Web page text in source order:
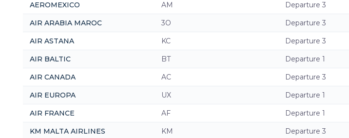
AEROMEXICO AM Departure 3
AIR ARABIA MAROC 3O Departure 3
AIR ASTANA KC Departure 3
AIR BALTIC BT Departure 1
AIR CANADA AC Departure 3
AIR EUROPA UX Departure 1
AIR FRANCE AF Departure 1
KM MALTA AIRLINES KM Departure 3